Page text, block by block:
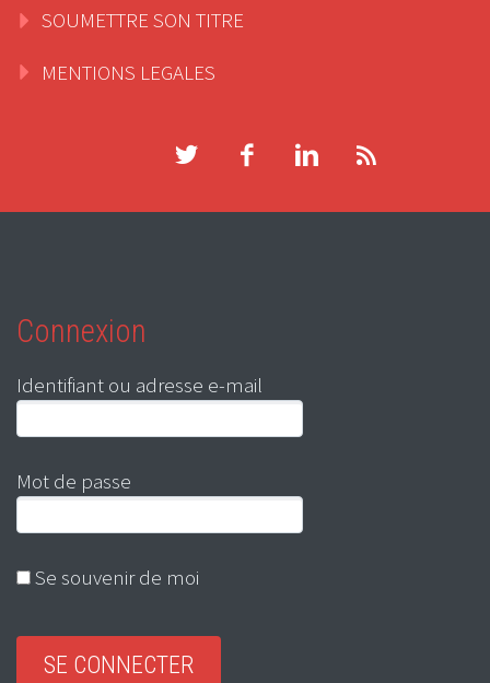
SOUMETTRE SON TITRE
MENTIONS LEGALES
Connexion
Identifiant ou adresse e-mail
Mot de passe
Se souvenir de moi